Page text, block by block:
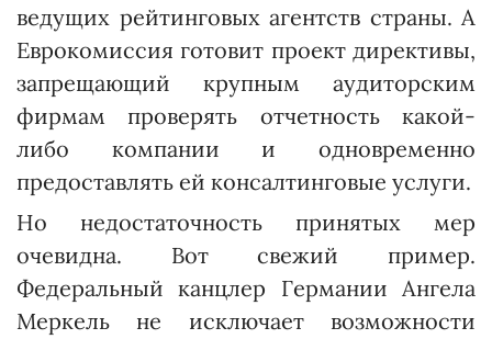
ведущих рейтинговых агентств страны. А
Еврокомиссия готовит проект директивы,
запрещающий крупным аудиторским
фирмам проверять отчетность какой-
либо компании и одновременно
предоставлять ей консалтинговые услуги.
Но недостаточность принятых мер
очевидна. Вот свежий пример.
Федеральный канцлер Германии Ангела
Меркель не исключает возможности